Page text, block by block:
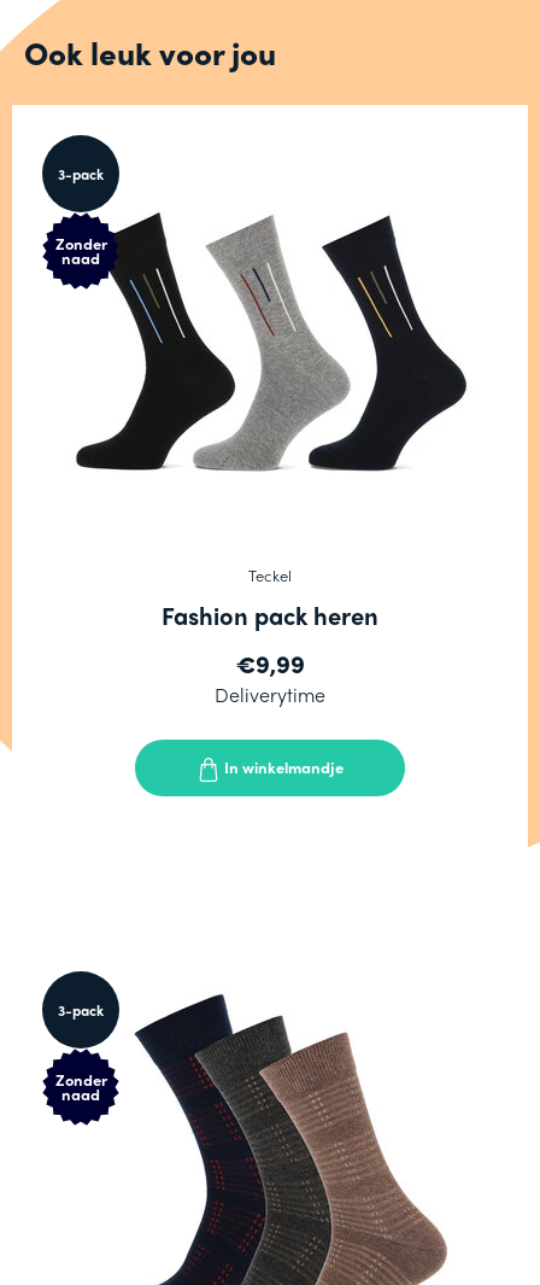
Ook leuk voor jou
3-pack
Zonder
naad
Teckel
Fashion pack heren
€9,99
Deliverytime
In winkelmandje
3-pack
Zonder
naad